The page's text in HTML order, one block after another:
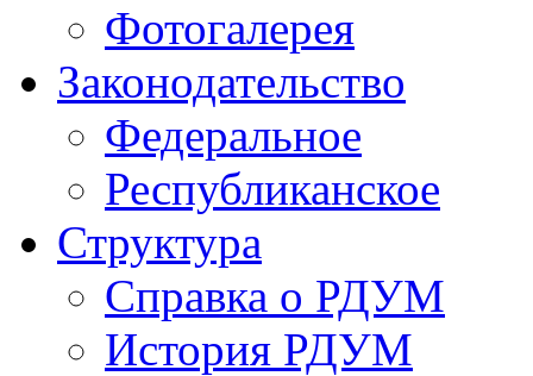
Фотогалерея
Законодательство
Федеральное
Республиканское
Структура
Справка о РДУМ
История РДУМ